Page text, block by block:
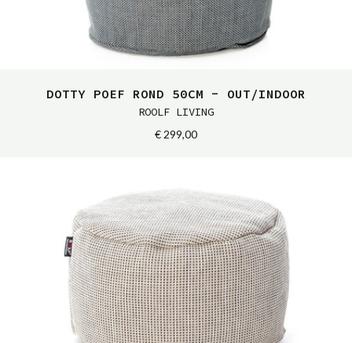
DOTTY POEF ROND 50CM - OUT/INDOOR
ROOLF LIVING
€ 299,00